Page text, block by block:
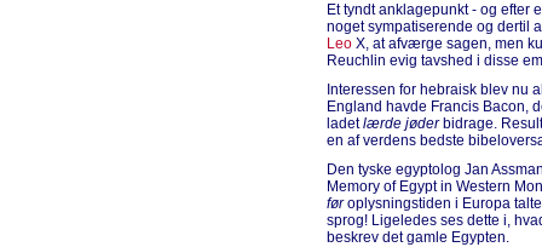
Et tyndt anklagepunkt - og efter
noget sympatiserende og dertil
Leo X, at afværge sagen, men
Reuchlin evig tavshed i disse
Interessen for hebraisk blev nu
England havde Francis Bacon,
ladetlærde jøder bidrage.
en af verdens bedste
Den tyske egyptolog Jan
Memory of Egypt in Western
føroplysningstiden i Europa
sprog! Ligeledes ses dette i,
beskrev det gamle Egypten.